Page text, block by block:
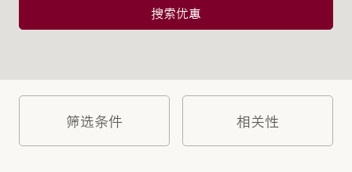
搜索优惠
筛选条件